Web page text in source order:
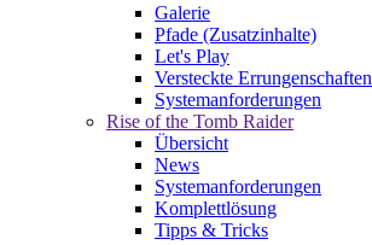
Galerie
Pfade (Zusatzinhalte)
Let's Play
Versteckte Errungenschaften
Systemanforderungen
Rise of the Tomb Raider
Übersicht
News
Systemanforderungen
Komplettlösung
Tipps & Tricks